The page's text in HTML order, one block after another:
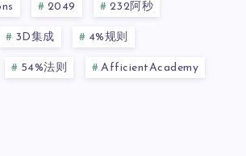
2049 232阿秒
3D集成 4%规则
54%法则 AfficientAcademy